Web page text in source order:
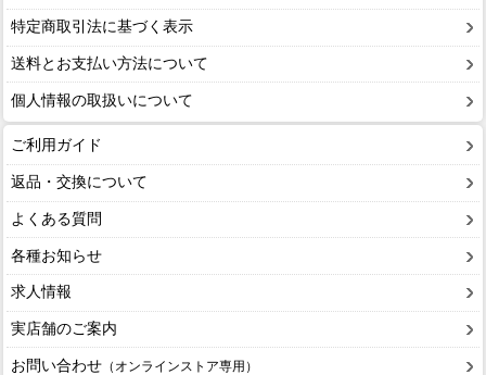
特定商取引法に基づく表示
送料とお支払い方法について
個人情報の取扱いについて
ご利用ガイド
返品・交換について
よくある質問
各種お知らせ
求人情報
実店舗のご案内
お問い合わせ （オンラインストア専用）